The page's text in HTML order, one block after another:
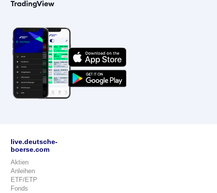
live.deutsche-
boerse.com
Aktien
Anleihen
ETF/ETP
Fonds